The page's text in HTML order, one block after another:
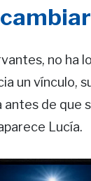
no ha
un vínculo,
antes de que
Lucía.